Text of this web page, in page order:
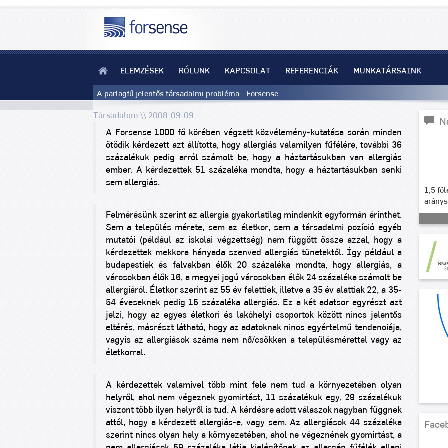
ELEMZÉSEK RÓLUNK KAPCSOLAT REFERENCIÁK MUNKATÁRSAINK
A parlagfű jelentős társadalmi probléma - Forsense
Társadalom \\ 2008-09-09
A Forsense 1000 fő körében végzett közvélemény-kutatása során minden
ötödik kérdezett azt állította, hogy allergiás valamilyen fűfélére, további 36
százalékuk pedig arról számolt be, hogy a háztartásukban van allergiás
ember. A kérdezettek 51 százaléka mondta, hogy a háztartásukban senki
sem allergiás.
Felmérésünk szerint az allergia gyakorlatilag mindenkit egyformán érinthet.
Sem a település mérete, sem az életkor, sem a társadalmi pozíció egyéb
mutatói (például az iskolai végzettség) nem függött össze azzal, hogy a
kérdezettek mekkora hányada szenved allergiás tünetektől. Így például a
budapestiek és falvakban élők 20 százaléka mondta, hogy allergiás, a
városokban élők 16, amegyei jogú városokban élők 24 százaléka számolt be
allergiáról. Életkor szerint az 55 év felettiek, illetve a 35 év alattiak 22, a 35-
54 éveseknek pedig 15 százaléka allergiás. Ez a két adatsor egyrészt azt
jelzi, hogy az egyes életkori és lakóhelyi csoportok között nincs jelentős
eltérés, másrészt látható, hogy az adatoknak nincs egyértelmű tendenciája,
vagyis az allergiások száma nem nő/csökken a településmérettel vagy az
életkorral.
A kérdezettek valamivel több mint fele nem tud a környezetében olyan
helyről, ahol nem végeznek gyomirtást, 11 százalékuk egy, 29 százalékuk
viszont több ilyen helyről is tud. A kérdésre adott válaszok nagyban függnek
attól, hogy a kérdezett allergiás-e, vagy sem. Az allergiások 44 százaléka
szerint nincs olyan hely a környezetében, ahol ne végeznének gyomirtást, a
1,5